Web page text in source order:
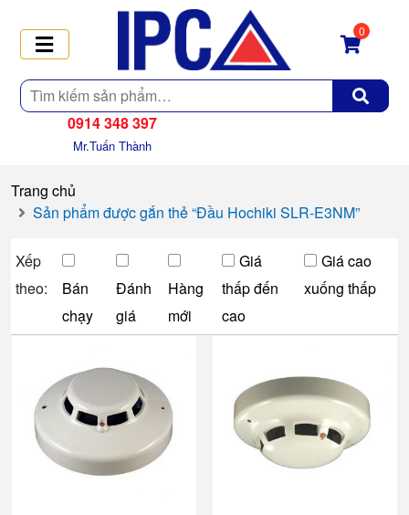
Tìm
kiếm
0
0914 348 397
Mr.Tuấn Thành
Trang chủ
Sản phẩm được gắn thẻ “Đầu Hochiki SLR-E3NM”
Xếp
theo:
Bán
chạy
Đánh
giá
Hàng
mới
Giá
thấp đến
cao
Giá cao
xuống thấp